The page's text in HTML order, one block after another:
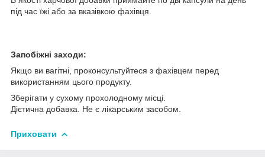
під час їжі або за вказівкою фахівця.
Запобіжні заходи:
Якщо ви вагітні, проконсультуйтеся з фахівцем перед
використанням цього продукту.
Зберігати у сухому прохолодному місці.
Дієтична добавка. Не є лікарським засобом.
Приховати